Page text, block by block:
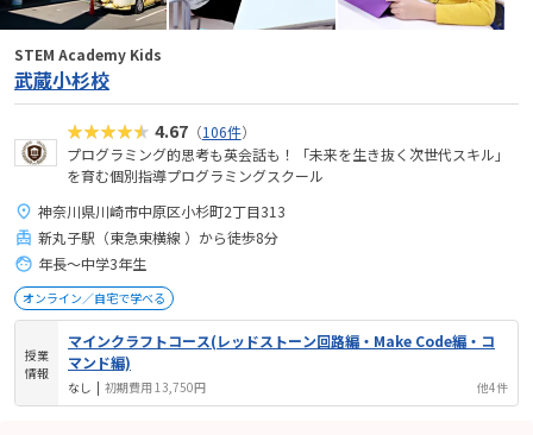
STEM Academy Kids
武蔵小杉校
★★★★★ 4.67（106件）
プログラミング的思考も英会話も！「未来を生き抜く次世代スキル」
を育む個別指導プログラミングスクール
神奈川県川崎市中原区小杉町2丁目313
新丸子駅（東急東横線 ）から徒歩8分
年長～中学3年生
オンライン／自宅で学べる
授業
情報
マインクラフトコース(レッドストーン回路編・Make Code編・コ
マンド編)
なし | 初期費用 13,750円 他4件